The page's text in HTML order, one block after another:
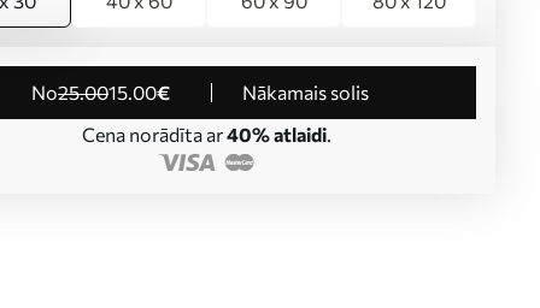
no25.0015.00€
Nākamais solis
Cena norādīta ar40% atlaidi.